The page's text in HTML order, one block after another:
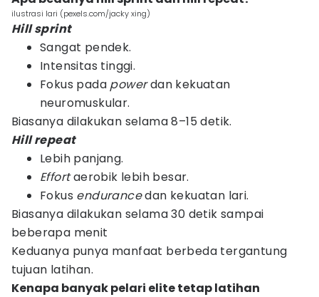
ilustrasi lari (pexels.com/jacky xing)
Hill sprint
Sangat pendek.
Intensitas tinggi.
Fokus pada powerdan kekuatan
neuromuskular.
Biasanya dilakukan selama 8–15 detik.
Hill repeat
Lebih panjang.
Effortaerobik lebih besar.
Fokus endurancedan kekuatan lari.
Biasanya dilakukan selama 30 detik sampai
beberapa menit
Keduanya punya manfaat berbeda tergantung
tujuan latihan.
Kenapa banyak pelari elite tetap latihan